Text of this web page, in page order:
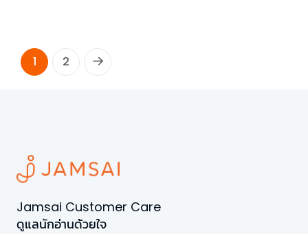
1 2
Jamsai Customer Care
ดูแลนักอ่านด้วยใจ